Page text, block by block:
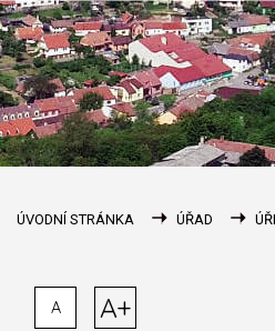
ÚVODNÍ STRÁNKA ÚŘAD
A A+